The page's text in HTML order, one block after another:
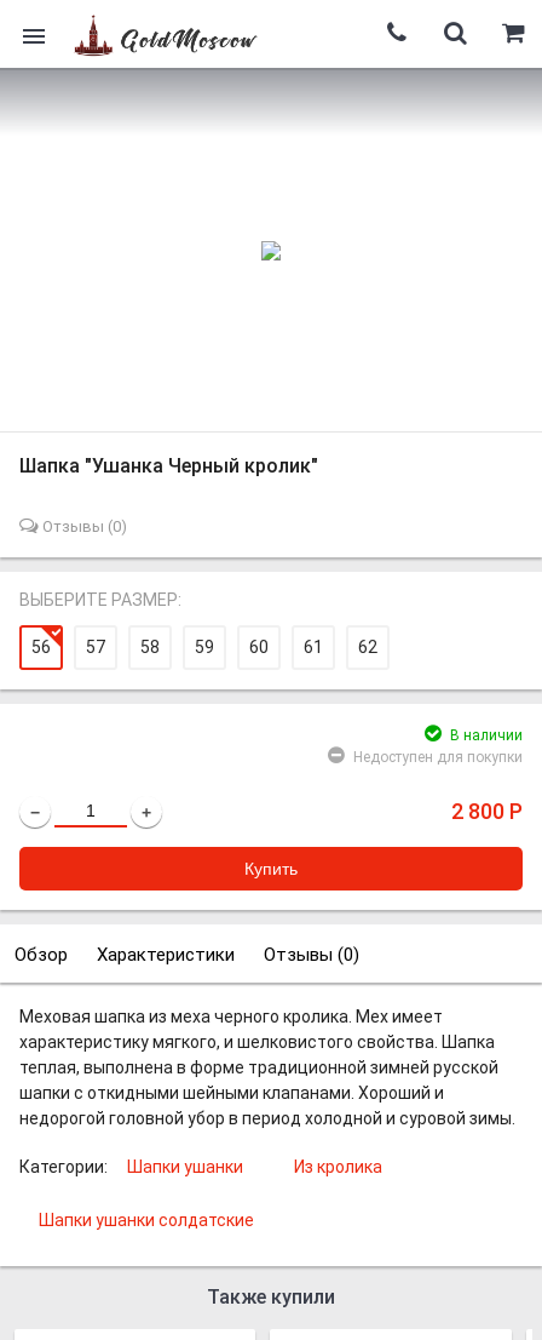
Шапка "Ушанка Черный кролик"
Отзывы (0)
ВЫБЕРИТЕ РАЗМЕР:
56 57 58 59 60 61 62
В наличии
Недоступен для покупки
− + 2 800 Р
Обзор Характеристики Отзывы (0)
Меховая шапка из меха черного кролика. Мех имеет
характеристику мягкого, и шелковистого свойства. Шапка
теплая, выполнена в форме традиционной зимней русской
шапки с откидными шейными клапанами. Хороший и
недорогой головной убор в период холодной и суровой зимы.
Категории: Шапки ушанки Из кролика
Шапки ушанки солдатские
Также купили